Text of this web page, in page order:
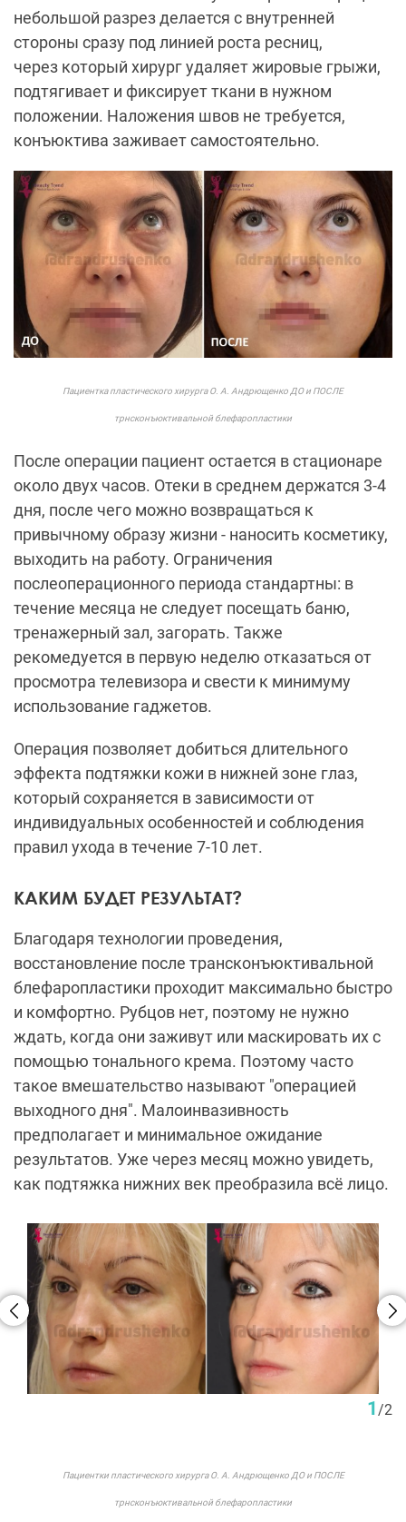
небольшой разрез делается с внутренней
стороны сразу под линией роста ресниц,
через который хирург удаляет жировые грыжи,
подтягивает и фиксирует ткани в нужном
положении. Наложения швов не требуется,
конъюктива заживает самостоятельно.
Пациентка пластического хирурга О. А. Андрющенко ДО и ПОСЛЕ
трнсконъюктивальной блефаропластики
После операции пациент остается в стационаре
около двух часов. Отеки в среднем держатся 3-4
дня, после чего можно возвращаться к
привычному образу жизни - наносить косметику,
выходить на работу. Ограничения
послеоперационного периода стандартны: в
течение месяца не следует посещать баню,
тренажерный зал, загорать. Также
рекомедуется в первую неделю отказаться от
просмотра телевизора и свести к минимуму
использование гаджетов.
Операция позволяет добиться длительного
эффекта подтяжки кожи в нижней зоне глаз,
который сохраняется в зависимости от
индивидуальных особенностей и соблюдения
правил ухода в течение 7-10 лет.
КАКИМ БУДЕТ РЕЗУЛЬТАТ?
Благодаря технологии проведения,
восстановление после трансконъюктивальной
блефаропластики проходит максимально быстро
и комфортно. Рубцов нет, поэтому не нужно
ждать, когда они заживут или маскировать их с
помощью тонального крема. Поэтому часто
такое вмешательство называют "операцией
выходного дня". Малоинвазивность
предполагает и минимальное ожидание
результатов. Уже через месяц можно увидеть,
как подтяжка нижних век преобразила всё лицо.
1 /2
Пациентки пластического хирурга О. А. Андрющенко ДО и ПОСЛЕ
трнсконъюктивальной блефаропластики